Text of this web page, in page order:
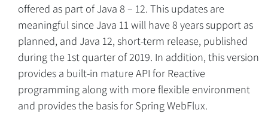
offered as part of Java 8 – 12. This updates are
meaningful since Java 11 will have 8 years support as
planned, and Java 12, short-term release, published
during the 1st quarter of 2019. In addition, this version
provides a built-in mature API for Reactive
programming along with more flexible environment
and provides the basis for Spring WebFlux.